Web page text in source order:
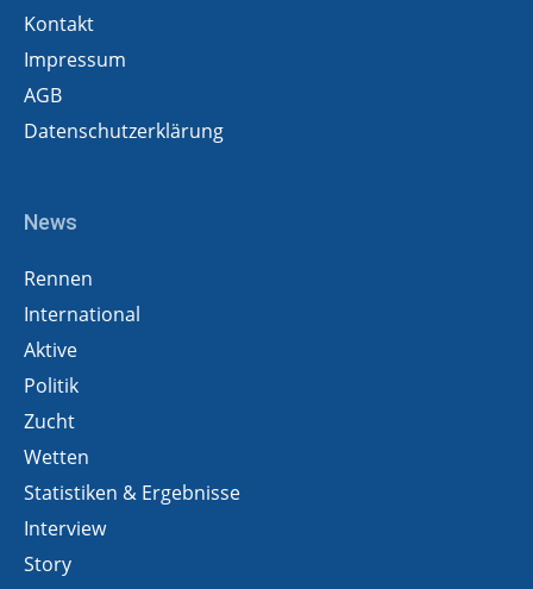
Kontakt
Impressum
AGB
Datenschutzerklärung
News
Rennen
International
Aktive
Politik
Zucht
Wetten
Statistiken & Ergebnisse
Interview
Story